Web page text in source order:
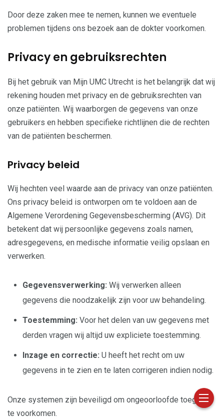
Door deze zaken mee te nemen, kunnen we eventuele
problemen tijdens ons bezoek aan de dokter voorkomen.
Privacy en gebruiksrechten
Bij het gebruik van Mijn UMC Utrecht is het belangrijk dat wij
rekening houden met privacy en de gebruiksrechten van
onze patiënten. Wij waarborgen de gegevens van onze
gebruikers en hebben specifieke richtlijnen die de rechten
van de patiënten beschermen.
Privacy beleid
Wij hechten veel waarde aan de privacy van onze patiënten.
Ons privacy beleid is ontworpen om te voldoen aan de
Algemene Verordening Gegevensbescherming (AVG). Dit
betekent dat wij persoonlijke gegevens zoals namen,
adresgegevens, en medische informatie veilig opslaan en
verwerken.
Gegevensverwerking: Wij verwerken alleen
gegevens die noodzakelijk zijn voor uw behandeling.
Toestemming: Voor het delen van uw gegevens met
derden vragen wij altijd uw expliciete toestemming.
Inzage en correctie: U heeft het recht om uw
gegevens in te zien en te laten corrigeren indien nodig.
Onze systemen zijn beveiligd om ongeoorloofde toegang
te voorkomen.